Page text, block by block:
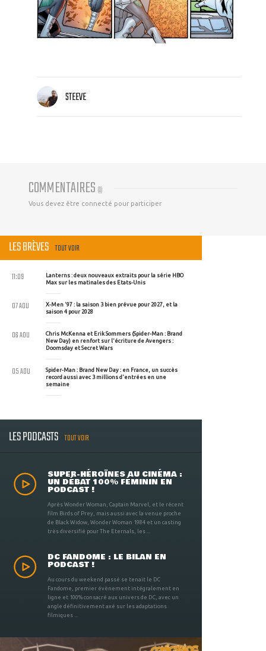
STEEVE
COMMENTAIRES (0)
Vous devez être connecté pour participer
LES BRÈVES TOUT VOIR
Lanterns : deux nouveaux extraits pour la série HBO
Max sur les matinales des Etats-Unis
11:09
X-Men '97 : la saison 3 bien prévue pour 2027, et la
saison 4 pour 2028
07 AOU
Chris McKenna et Erik Sommers (Spider-Man : Brand
New Day) en renfort sur l'écriture de Avengers :
Doomsday et Secret Wars
06 AOU
Spider-Man : Brand New Day : en France, un succès
record aussi avec 3 millions d'entrées en une
semaine
05 AOU
LES PODCASTS TOUT VOIR
SUPER-HÉROÏNES AU CINÉMA :
UN DÉBAT 100% FÉMININ EN
PODCAST !
Après Wonder Woman, Captain Marvel, et le récent
film Birds of Prey, mais aussi avec la venue proche
de Black Widow, Wonder Woman 1984 et un casting
très diversifié pour The Eternals, les ...
DC FANDOME : LE BILAN EN
PODCAST !
Au cours du weekend passé se tenait le DC
Fandome, premier évènement intégralement en
ligne et 100% consacré aux univers de DC, avec un
angle définitivement axé sur les adaptations
filmiques ...